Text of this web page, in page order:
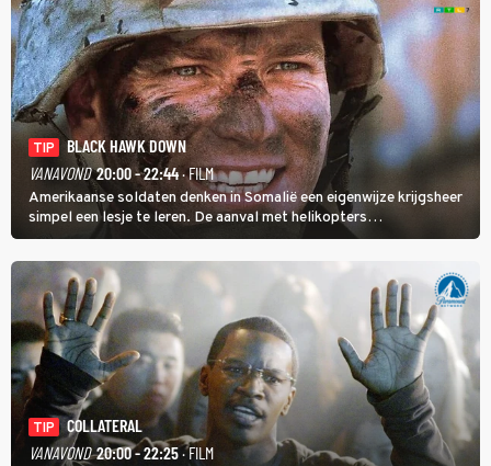
TIP
BLACK HAWK DOWN
VANAVOND 20:00 - 22:44· FILM
Amerikaanse soldaten denken in Somalië een eigenwijze krijgsheer
simpel een lesje te leren. De aanval met helikopters
verloopt in Black Hawk down dramatisch.
TIP
COLLATERAL
VANAVOND 20:00 - 22:25· FILM